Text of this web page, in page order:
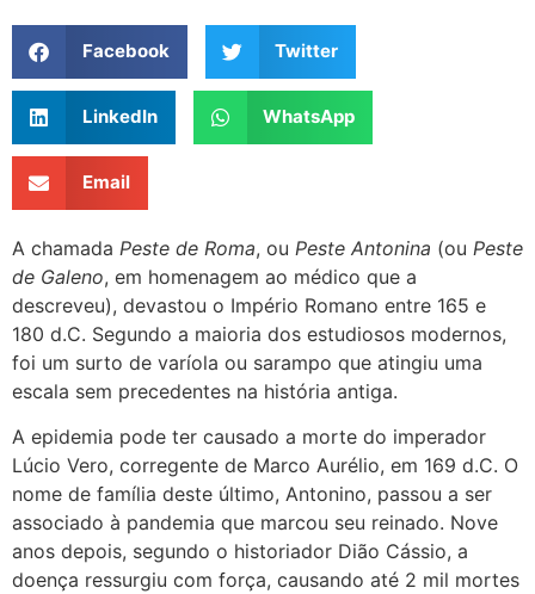
Facebook Twitter
LinkedIn WhatsApp
Email
A chamada Peste de Roma, ou Peste Antonina (ou Peste
de Galeno, em homenagem ao médico que a
descreveu), devastou o Império Romano entre 165 e
180 d.C. Segundo a maioria dos estudiosos modernos,
foi um surto de varíola ou sarampo que atingiu uma
escala sem precedentes na história antiga.
A epidemia pode ter causado a morte do imperador
Lúcio Vero, corregente de Marco Aurélio, em 169 d.C. O
nome de família deste último, Antonino, passou a ser
associado à pandemia que marcou seu reinado. Nove
anos depois, segundo o historiador Dião Cássio, a
doença ressurgiu com força, causando até 2 mil mortes